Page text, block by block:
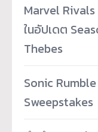
Marvel Rivals
ในอัปเดต
Thebes
Sonic
Sweepstakes